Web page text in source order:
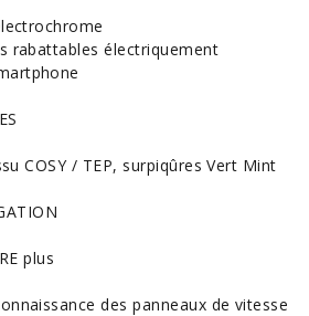
rabattables électriquement
COSY / TEP, surpiqûres Vert Mint
plus
des panneaux de vitesse